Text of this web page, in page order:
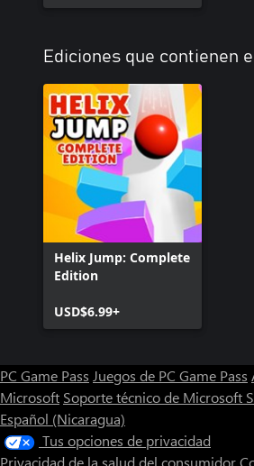
Ediciones que contienen
Helix Jump: Complete
Edition
USD$6.99+
PC Game Pass Juegos de PC Game Pass
Microsoft Soporte técnico de Microsoft
Español (Nicaragua)
Tus opciones de privacidad
Privacidad de la salud del consumidor